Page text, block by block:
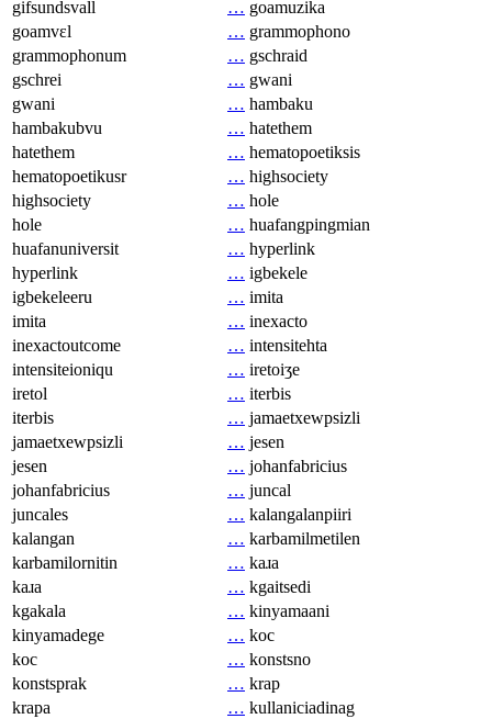
gifsundsvall
… goamuzika
goamvɛl
… grammophono
grammophonum
… gschraid
gschrei
… gwani
gwani
… hambaku
hambakubvu
… hatethem
hatethem
… hematopoetiksis
hematopoetikusr
… highsociety
highsociety
… hole
hole
… huafangpingmian
huafanuniversit
… hyperlink
hyperlink
… igbekele
igbekeleeru
… imita
imita
… inexacto
inexactoutcome
… intensitehta
intensiteioniqu
… iretoiʒe
iretol
… iterbis
iterbis
… jamaetxewpsizli
jamaetxewpsizli
… jesen
jesen
… johanfabricius
johanfabricius
… juncal
juncales
… kalangalanpiiri
kalangan
… karbamilmetilen
karbamilornitin
… kaɹa
kaɹa
… kgaitsedi
kgakala
… kinyamaani
kinyamadege
… koc
koc
… konstsno
konstsprak
… krap
krapa
… kullaniciadinag